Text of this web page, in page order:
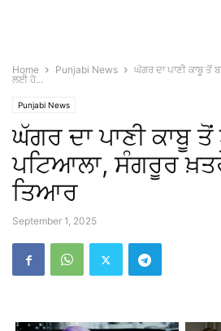
Home Punjabi News
ਘੱਗਰ ਦਾ ਪਾਣੀ ਕਾਬੂ ਤੋਂ
ਲਈ ਹੋ...
Punjabi News
ਘੱਗਰ ਦਾ ਪਾਣੀ ਕਾਬੂ ਤੋਂ
ਪਟਿਆਲਾ, ਸੰਗਰੂਰ
ਤਿਆਰ
September 1, 2025